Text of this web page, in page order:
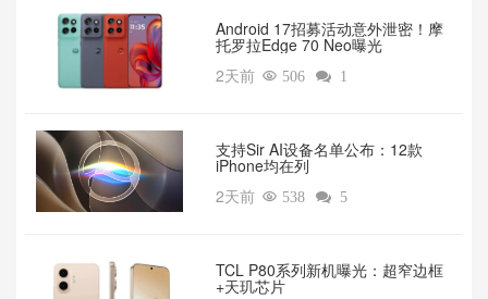
Android 17招募活动意外泄密！摩
托罗拉Edge 70 Neo曝光
2天前  506  1
支持Sir AI设备名单公布：12款
iPhone均在列
2天前  538  5
TCL P80系列新机曝光：超窄边框
+天玑芯片